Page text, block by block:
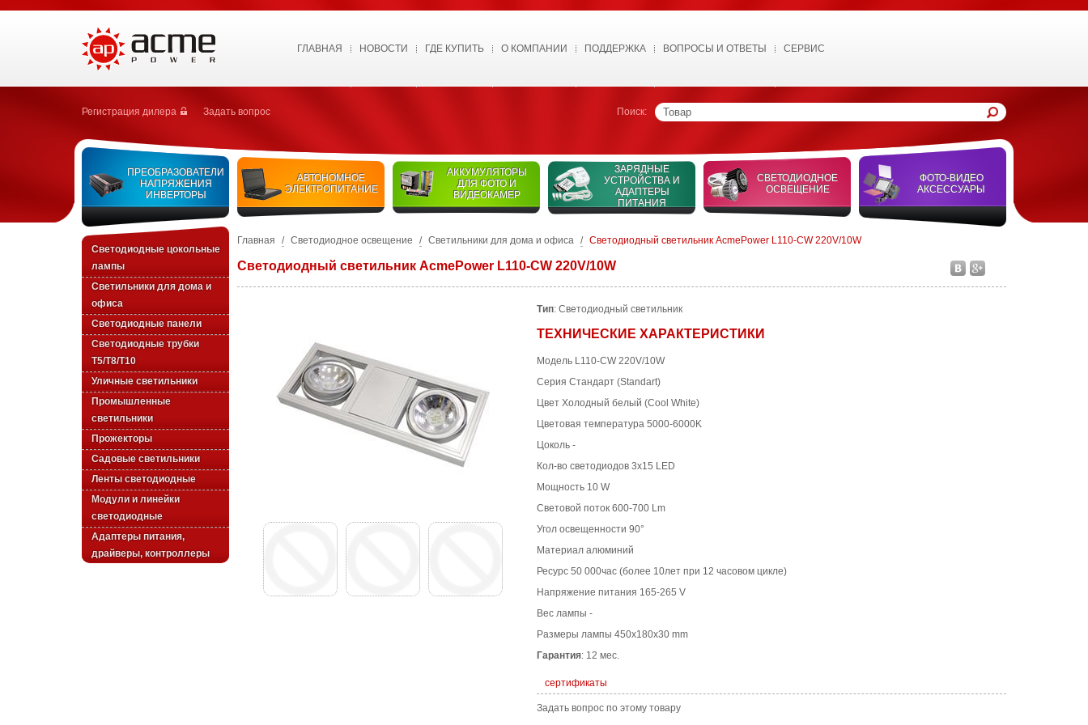
ГЛАВНАЯ НОВОСТИ ГДЕ КУПИТЬ О КОМПАНИИ ПОДДЕРЖКА ВОПРОСЫ И ОТВЕТЫ СЕРВИС
Регистрация дилера Задать вопрос Поиск:
ПРЕОБРАЗОВАТЕЛИ
НАПРЯЖЕНИЯ
ИНВЕРТОРЫ
АВТОНОМНОЕ
ЭЛЕКТРОПИТАНИЕ
АККУМУЛЯТОРЫ
ДЛЯ ФОТО И
ВИДЕОКАМЕР
ЗАРЯДНЫЕ
УСТРОЙСТВА И
АДАПТЕРЫ
ПИТАНИЯ
СВЕТОДИОДНОЕ
ОСВЕЩЕНИЕ
ФОТО-ВИДЕО
АКСЕССУАРЫ
Светодиодные цокольные
лампы
Светильники для дома и
офиса
Светодиодные панели
Светодиодные трубки
T5/T8/T10
Уличные светильники
Промышленные
светильники
Прожекторы
Садовые светильники
Ленты светодиодные
Модули и линейки
светодиодные
Адаптеры питания,
драйверы, контроллеры
Главная / Светодиодное освещение / Светильники для дома и офиса / Светодиодный светильник AcmePower L110-CW 220V/10W
Светодиодный светильник AcmePower L110-CW 220V/10W
Тип: Cветодиодный светильник
ТЕХНИЧЕСКИЕ ХАРАКТЕРИСТИКИ
Модель L110-CW 220V/10W
Серия Стандарт (Standart)
Цвет Холодный белый (Cool White)
Цветовая температура 5000-6000K
Цоколь -
Кол-во светодиодов 3x15 LED
Мощность 10 W
Световой поток 600-700 Lm
Угол освещенности 90°
Материал алюминий
Ресурс 50 000час (более 10лет при 12 часовом цикле)
Напряжение питания 165-265 V
Вес лампы -
Размеры лампы 450x180x30 mm
Гарантия: 12 мес.
сертификаты
Задать вопрос по этому товару